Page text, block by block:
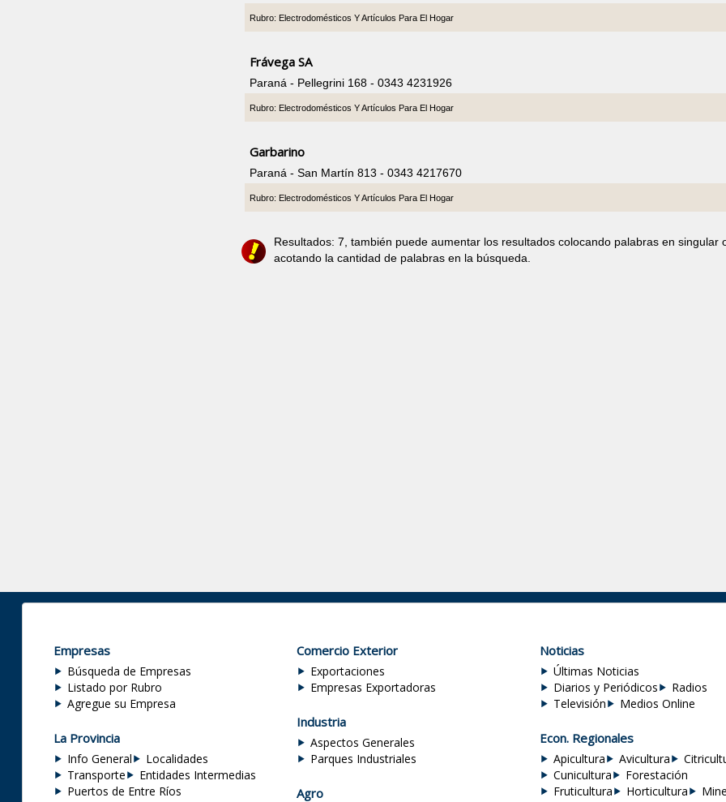
Rubro: Electrodomésticos Y Artículos Para El Hogar
Frávega SA
Paraná - Pellegrini 168 - 0343 4231926
Rubro: Electrodomésticos Y Artículos Para El Hogar
Garbarino
Paraná - San Martín 813 - 0343 4217670
Rubro: Electrodomésticos Y Artículos Para El Hogar
Resultados: 7, también puede aumentar los resultados colocando palabras en singular
acotando la cantidad de palabras en la búsqueda.
Empresas
Búsqueda de Empresas
Listado por Rubro
Agregue su Empresa
La Provincia
Info General
Localidades
Transporte
Entidades Intermedias
Puertos de Entre Ríos
Comercio Exterior
Exportaciones
Empresas Exportadoras
Industria
Aspectos Generales
Parques Industriales
Agro
Noticias
Últimas Noticias
Diarios y Periódicos
Radios
Televisión
Medios Online
Econ. Regionales
Apicultura Avicultura
Cunicultura
Forestación
Fruticultura
Horticultura